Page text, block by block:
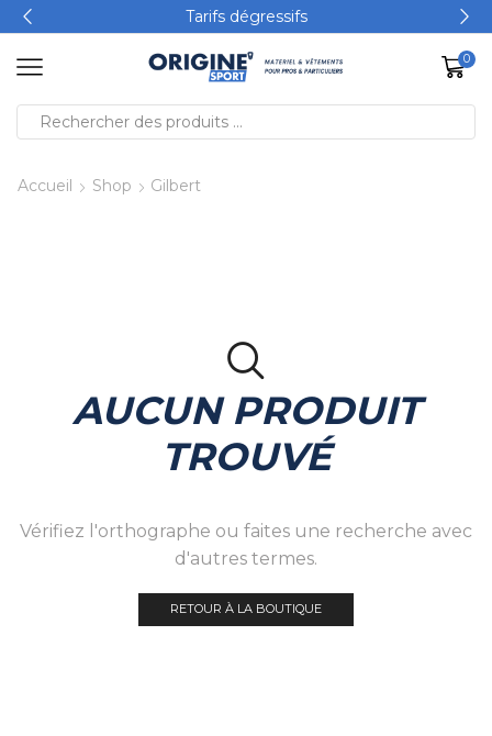
Tarifs dégressifs
0
Accueil Shop Gilbert
AUCUN PRODUIT
TROUVÉ
Vérifiez l'orthographe ou faites une recherche avec
d'autres termes.
RETOUR À LA BOUTIQUE